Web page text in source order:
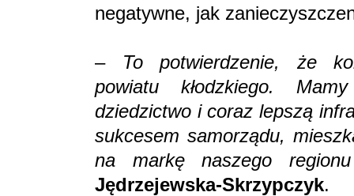
negatywne, jak
– To potwierdzenie, że
powiatu kłodzkiego.
dziedzictwo i coraz lepszą
sukcesem samorządu,
na markę naszego
Jędrzejewska-Skrzypczyk.